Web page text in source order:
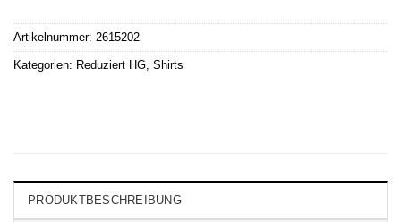
Artikelnummer: 2615202
Kategorien: Reduziert HG Shirts
PRODUKTBESCHREIBUNG